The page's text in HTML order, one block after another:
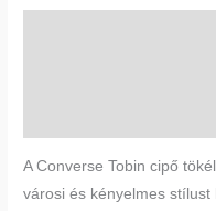
A Converse Tobin cipő
városi és kényelmes stílust